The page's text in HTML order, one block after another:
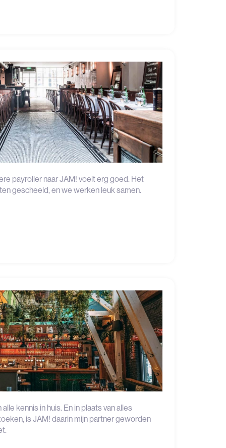
payroller naar JAM! voelt erg goed. Het
gescheeld, en we werken leuk samen.
kennis in huis. En in plaats van alles
is JAM! daarin mijn partner geworden